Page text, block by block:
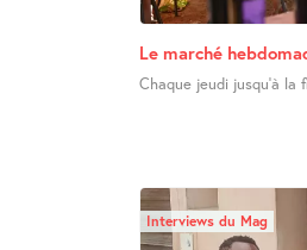
Le marché
Chaque jeudi jusqu’à la
Interviews du Mag